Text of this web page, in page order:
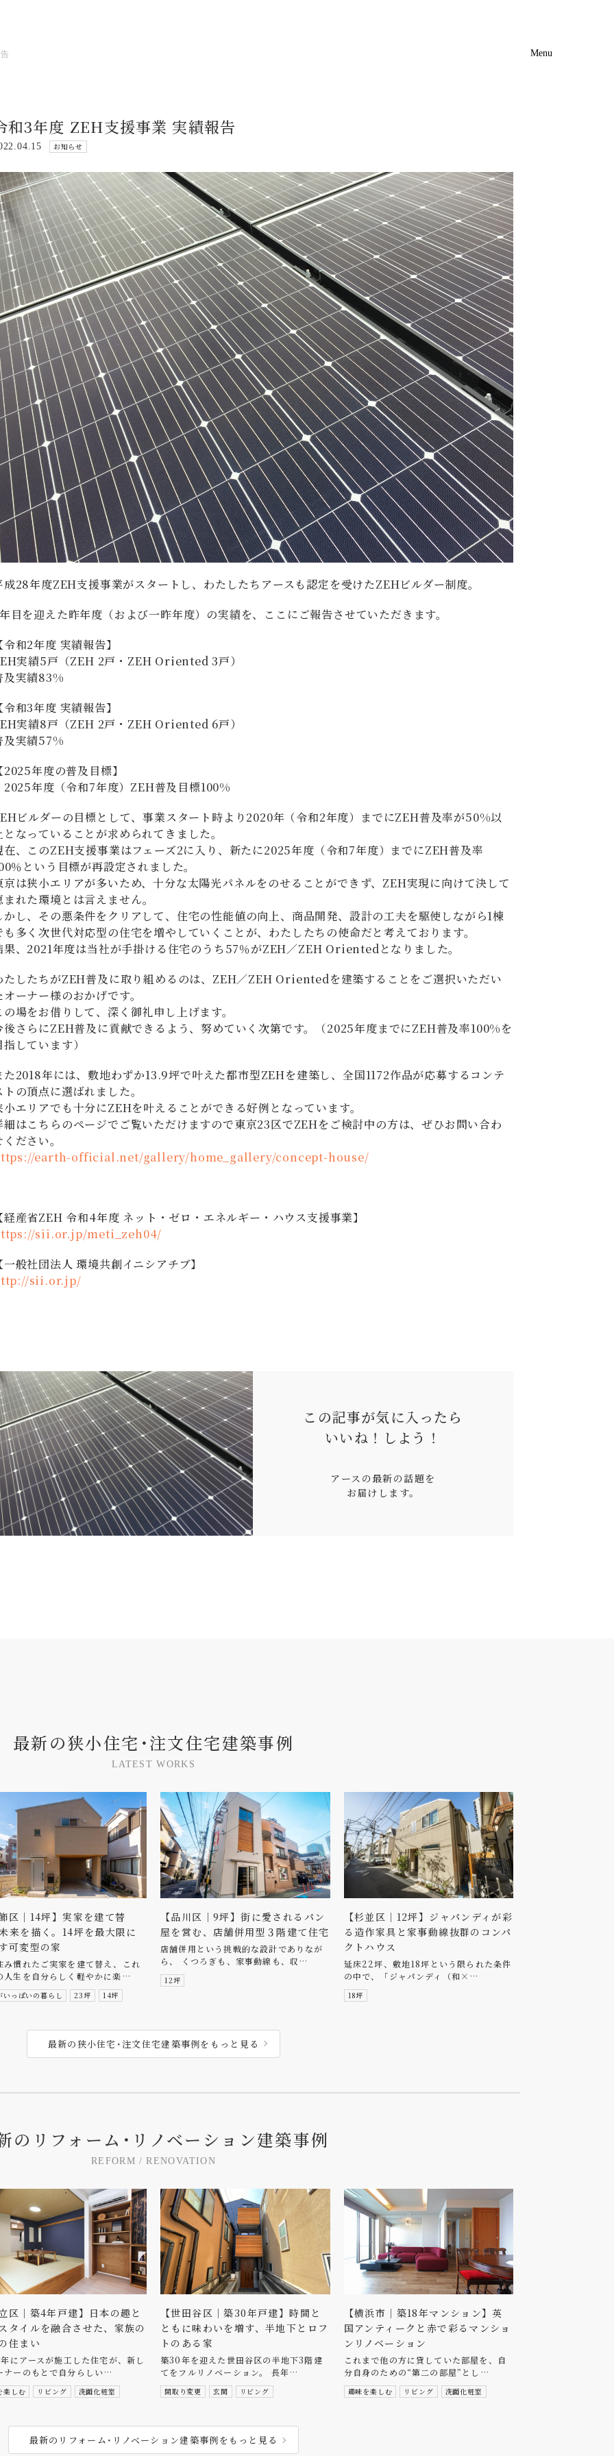
Menu
和3年度 ZEH支援事業 実績報告
お知らせ
成28年度ZEH支援事業がスタートし、わたしたちアースも認定を受けたZEHビルダー制度。
目を迎えた昨年度（および一昨年度）の実績を、ここにご報告させていただきます。
令和2年度 実績報告】
実績5戸（ZEH 2戸・ZEH Oriented 3戸）
及実績83%
令和3年度 実績報告】
実績8戸（ZEH 2戸・ZEH Oriented 6戸）
及実績57%
2025年度の普及目標】
2025年度（令和7年度）ZEH普及目標100%
ビルダーの目標として、事業スタート時より2020年（令和2年度）までにZEH普及率が50%以
となっていることが求められてきました。
在、このZEH支援事業はフェーズ2に入り、新たに2025年度（令和7年度）までにZEH普及率
％という目標が再設定されました。
京は狭小エリアが多いため、十分な太陽光パネルをのせることができず、ZEH実現に向けて決して
まれた環境とは言えません。
かし、その悪条件をクリアして、住宅の性能値の向上、商品開発、設計の工夫を駆使しながら1棟
も多く次世代対応型の住宅を増やしていくことが、わたしたちの使命だと考えております。
果、2021年度は当社が手掛ける住宅のうち57％がZEH／ZEH Orientedとなりました。
たしたちがZEH普及に取り組めるのは、ZEH／ZEH Orientedを建築することをご選択いただい
オーナー様のおかげです。
の場をお借りして、深く御礼申し上げます。
後さらにZEH普及に貢献できるよう、努めていく次第です。（2025年度までにZEH普及率100%を
指しています）
た2018年には、敷地わずか13.9坪で叶えた都市型ZEHを建築し、全国1172作品が応募するコンテ
トの頂点に選ばれました。
小エリアでも十分にZEHを叶えることができる好例となっています。
細はこちらのページでご覧いただけますので東京23区でZEHをご検討中の方は、ぜひお問い合わ
ださい。
earth-official.net/gallery/home_gallery/concept-house/
経産省ZEH 令和4年度 ネット・ゼロ・エネルギー・ハウス支援事業】
sii.or.jp/meti_zeh04/
一般社団法人 環境共創イニシアチブ】
sii.or.jp/
この記事が気に入ったら
いいね！ しよう！
アースの最新の話題を
お届けします。
最新の狭小住宅 ･注文住宅建築事例
LATE S T WORK S
区｜14坪】実家を建て替
来を描く。14坪を最大限に
可変型の家
み慣れたご実家を建て替え、これ
人生を自分らしく軽やかに楽…
いっぱいの暮らし 23坪 14坪
【品川区｜9坪】街に愛されるパン
屋を営む、店舗併用型３階建て住宅
店舗併用という挑戦的な設計でありなが
ら、 くつろぎも、家事動線も、収…
12坪
【杉並区｜12坪】ジャパンディが彩
る造作家具と家事動線抜群のコンパ
クトハウス
延床22坪、敷地18坪という限られた条件
の中で、「ジャパンディ（和×…
18坪
最新の狭小住宅･注文住宅建築事例をもっと見る
の リ フ ォ ー ム ･ リ ノ ベー シ ョ ン建築事例
RE FOR M / R ENOVATION
区｜築4年戸建】日本の趣と
タイルを融合させた、家族の
住まい
にアースが施工した住宅が、新し
ナーのもとで自分らしい…
楽しむ リビング 洗面化粧室
【世田谷区｜築30年戸建】時間と
ともに味わいを増す、半地下とロフ
トのある家
築30年を迎えた世田谷区の半地下3階建
てをフルリノベーション。 長年…
間取り変更 玄関 リビング
【横浜市｜築18年マンション】英
国アンティークと赤で彩るマンショ
ンリノベーション
これまで他の方に貸していた部屋を、自
分自身のための“第二の部屋”とし…
趣味を楽しむ リビング 洗面化粧室
最新のリフォーム･リノベーション建築事例をもっと見る